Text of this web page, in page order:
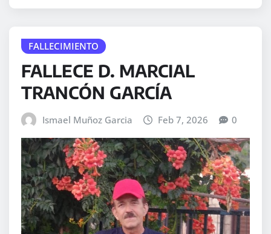
FALLECIMIENTO
FALLECE D. MARCIAL
TRANCÓN GARCÍA
Ismael Muñoz Garcia Feb 7, 2026 0